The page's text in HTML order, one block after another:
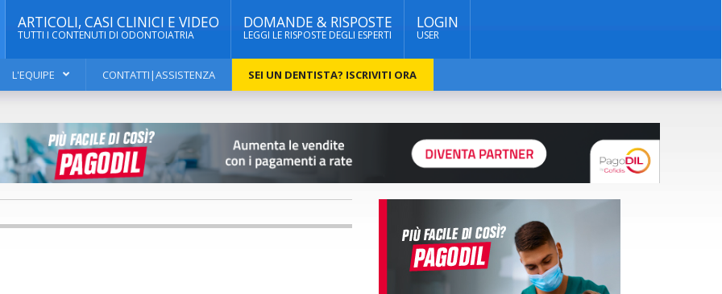
ARTICOLI, CASI CLINICI E VIDEO
TUTTI I CONTENUTI DI ODONTOIATRIA
DOMANDE & RISPOSTE
LEGGI LE RISPOSTE DEGLI ESPERTI
LOGIN
USER
L'EQUIPE CONTATTI|ASSISTENZA SEI UN DENTISTA? ISCRIVITI ORA